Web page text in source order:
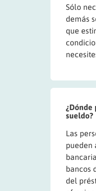
Sólo
demás
que
¿Dónde
sueldo?
Las
pueden
bancos
del